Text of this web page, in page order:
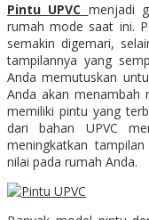
Pintu UPVC menjadi
rumah mode saat ini.
semakin digemari,
tampilannya yang
Anda memutuskan
Anda akan menambah
memiliki pintu yang
dari bahan UPVC
meningkatkan
nilai pada rumah Anda.